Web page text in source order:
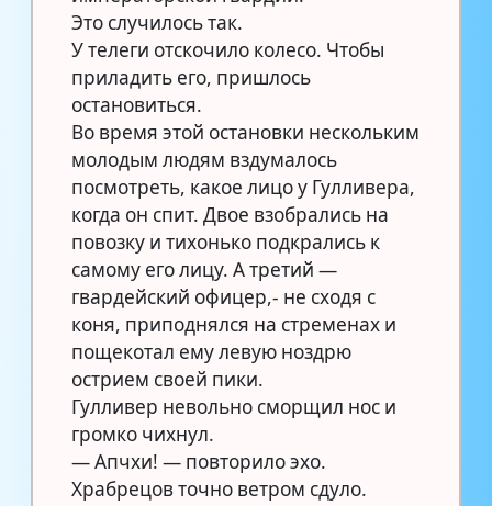
Это случилось так.
У телеги отскочило колесо. Чтобы
приладить его, пришлось
остановиться.
Во время этой остановки нескольким
молодым людям вздумалось
посмотреть, какое лицо у Гулливера,
когда он спит. Двое взобрались на
повозку и тихонько подкрались к
самому его лицу. А третий —
гвардейский офицер,- не сходя с
коня, приподнялся на стременах и
пощекотал ему левую ноздрю
острием своей пики.
Гулливер невольно сморщил нос и
громко чихнул.
— Апчхи! — повторило эхо.
Храбрецов точно ветром сдуло.